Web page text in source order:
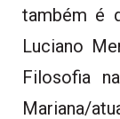
também é
Luciano
Filosofia
Mariana/